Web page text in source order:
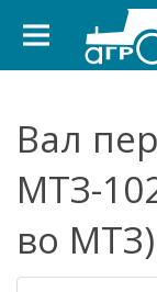
Вал
МТЗ-
во МТЗ)